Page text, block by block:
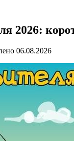
2026:
06.08.2026